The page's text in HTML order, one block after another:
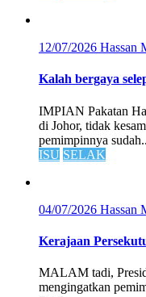
12/07/2026 Hassan
Kalah bergaya
IMPIAN Pakatan
di Johor, tidak
pemimpinnya
ISU SELAK
04/07/2026 Hassan
Kerajaan
MALAM tadi,
mengingatkan